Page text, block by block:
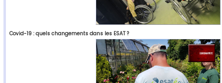
Covid-19 : quels changements dans les ESAT ?